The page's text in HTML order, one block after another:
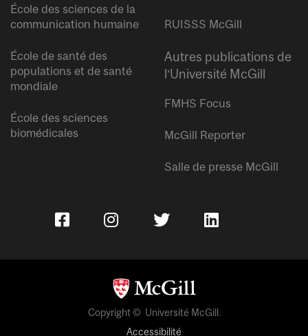
École des sciences de la
communication humaine
École de santé des
populations et de santé
mondiale
École des sciences
biomédicales
RUISSS McGill
Autres publications de
l’Université McGill
FMHS Focus
McGill Reporter
Salle de presse McGill
Copyright © Université McGill.
Accessibilité